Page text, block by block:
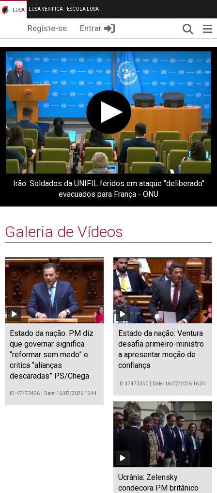
LUSA LUSA VERIFICA ESCOLA LUSA
Registe-se Entrar
Irão: Soldados da UNIFIL feridos em ataque "deliberado"
evacuados para França - ONU
Galeria de Vídeos
Estado da nação: PM diz
que governar significa
“reformar sem medo” e
critica “alianças
descaradas” PS/Chega
ID: 47473426 Date: 16/07/2026 16:44
Estado da nação: Ventura
desafia primeiro-ministro
a apresentar moção de
confiança
ID: 47473350 Date: 16/07/2026 16:34
Ucrânia: Zelensky
condecora PM britânico